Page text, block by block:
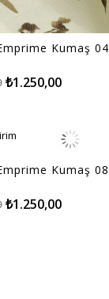
Kumaş 04
₺1.250,00
Kumaş 08
₺1.250,00